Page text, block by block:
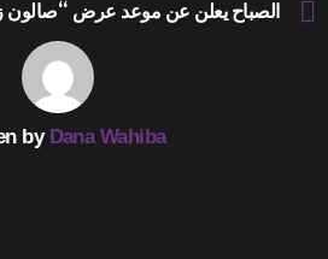
الصباح يعلن عن موعد عرض “صالون
by Dana Wahiba